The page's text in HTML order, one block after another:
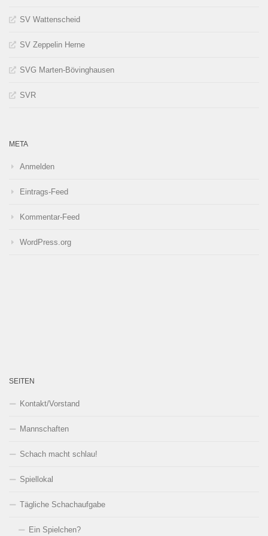
SV Wattenscheid
SV Zeppelin Herne
SVG Marten-Bövinghausen
SVR
META
Anmelden
Eintrags-Feed
Kommentar-Feed
WordPress.org
SEITEN
Kontakt/Vorstand
Mannschaften
Schach macht schlau!
Spiellokal
Tägliche Schachaufgabe
Ein Spielchen?